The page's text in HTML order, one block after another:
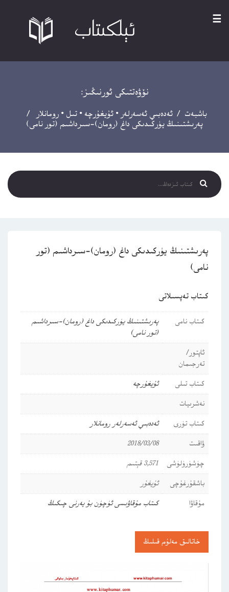
☰
نۆۋەتتىكى ئورنىڭىز:
باشبەت /ئەدەبىي ئەسەرلەر •ئۇيغۇرچە •تىل •رومانلار
/
پەرىشتىنىڭ يۈركىدىكى داغ (رومان)-سىرداشىم (تور نامى)
پەرىشتىنىڭ يۈركىدىكى داغ (رومان)-سىرداشىم (تور
نامى)
كىتاب تەپسىلاتى
كىتاب نامى
پەرىشتىنىڭ يۈركىدىكى داغ (رومان)-سىرداشىم
(تور نامى)
ئاپتور/
تەرجىمان
كىتاب تىلى
ئۇيغۇرچە
نەشرىيات
كىتاب تۈرى
ئەدەبىي ئەسەرلەر رومانلار
ۋاقىت
2018/03/08
چۈشۈرۈلۈشى
3,571 قېتىم
باشقۇرغۇچى
ئۇيغۇر
مۇقاۋا
كىتاب مۇقاۋىسى ئۈچۈن بۇ يەرنى چىكىڭ
خاتالىق مەلۇم قىلىڭ